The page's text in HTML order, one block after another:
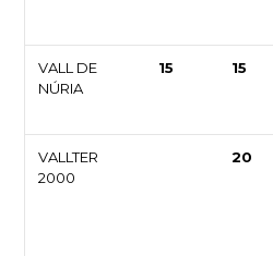
VALL DE
NÚRIA
15
15
VALLTER
2000
20